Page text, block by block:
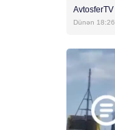
AvtosferTV
Dünən 18:26